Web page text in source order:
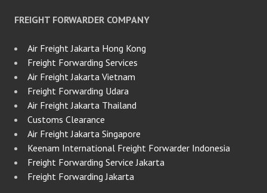
FREIGHT FORWARDER COMPANY
Air Freight Jakarta Hong Kong
Freight Forwarding Services
Air Freight Jakarta Vietnam
Freight Forwarding Udara
Air Freight Jakarta Thailand
Customs Clearance
Air Freight Jakarta Singapore
Keenam International Freight Forwarder Indonesia
Freight Forwarding Service Jakarta
Freight Forwarding Jakarta